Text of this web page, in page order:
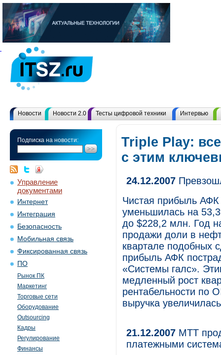
Новости Новости 2.0 Тесты цифровой техники Интервью
Подписка на новости:
Управление
документами
Интернет
Интеграция
Безопасность
Мобильная связь
Фиксированная связь
ПО
Рынок ПК
Маркетинг
Торговые сети
Оборудование
Outsourcing
Кадры
Регулирование
Финансы
Triple Play:
с этим
24.12.2007
Чистая прибыль АФК
уменьшилась на
до $228,2 млн. Год
продажи доли в
квартале подобных
прибыль АФК
«Системы галс».
медленный рост
рентабельности по
выручка
21.12.2007 МТТ
платежными